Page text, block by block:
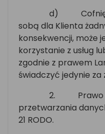
d)
sobą dla Klienta
konsekwencji, może
korzystanie z usług
zgodnie z prawem
świadczyć jedynie za
2.
przetwarzania
21 RODO.